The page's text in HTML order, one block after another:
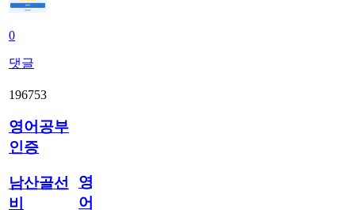
0
댓글
196753
영어공부
인증
남산골선
비
영
어